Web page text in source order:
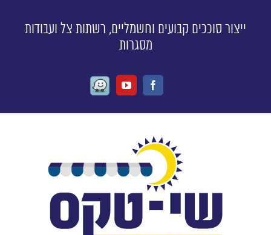
ייצור סוככים קבועים וחשמליים, רשתות צל ועבודות
מסגרות
Facebook
Youtube
Waze